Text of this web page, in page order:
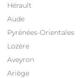
Hérault
Aude
Pyrénées-Orientales
Lozère
Aveyron
Ariège